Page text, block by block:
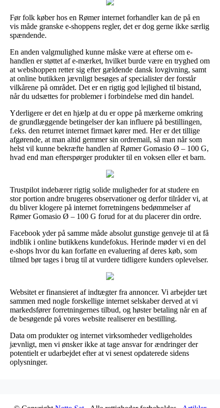
Før folk køber hos en Rømer internet forhandler kan de på en
vis måde granske e-shoppens regler, det er dog gerne ikke særlig
spændende.
En anden valgmulighed kunne måske være at efterse om e-
handlen er støttet af e-mærket, hvilket burde være en tryghed om
at webshoppen retter sig efter gældende dansk lovgivning, samt
at online butikken jævnligt besøges af specialister der forstår
vilkårene på området. Det er en rigtig god lejlighed til bistand,
når du udsættes for problemer i forbindelse med din handel.
Yderligere er det en hjælp at du er oppe på mærkerne omkring
de grundlæggende betingelser der kan influere på bestillingen,
f.eks. den returret internet firmaet kører med. Her er det tillige
afgørende, at man altid gemmer sin ordremail, så man når som
helst vil kunne bekræfte handlen af Rømer Gomasio Ø – 100 G,
hvad end man efterspørger produkter til en voksen eller et barn.
Trustpilot indebærer rigtig solide muligheder for at studere en
stor portion andre brugeres observationer og derfor tilråder vi, at
du bliver klogere på internet forretningens bedømmelser af
Rømer Gomasio Ø – 100 G forud for at du placerer din ordre.
Facebook yder på samme måde absolut gunstige genveje til at få
indblik i online butikkens kundefokus. Herinde møder vi en del
e-shops hvor du kan forfatte en evaluering af deres køb, som
tilmed bør tages i brug til at vurdere tidligere kunders oplevelser.
Websitet er finansieret af indtægter fra annoncer. Vi arbejder tæt
sammen med nogle forskellige internet selskaber derved at vi
markedsfører forretningernes tilbud, og høster betaling når en af
de besøgende på vores website realiserer en bestilling.
Data om produkter og internet virksomheder vedligeholdes
jævnligt, men vi ønsker ikke at tage ansvar for ændringer der
potentielt er udarbejdet efter at vi senest opdaterede sidens
oplysninger.